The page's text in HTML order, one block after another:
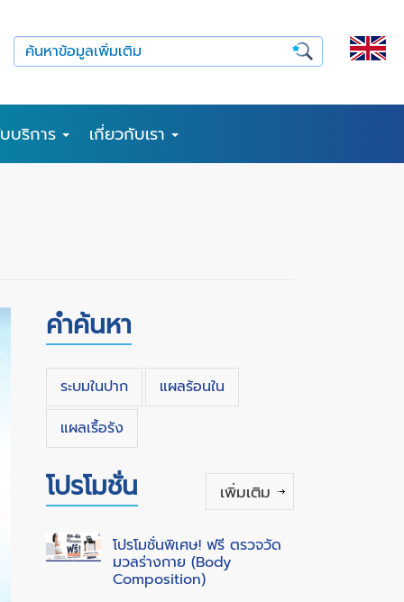
บริการ เกี่ยวกับเรา
คำค้นหา
ระบมในปาก
แผลร้อนใน
แผลเรื้อรัง
โปรโมชั่น เพิ่มเติม
โปรโมชั่นพิเศษ! ฟรี ตรวจวัด
มวลร่างกาย (Body
Composition)